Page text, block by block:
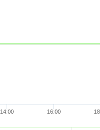
14:00 16:00